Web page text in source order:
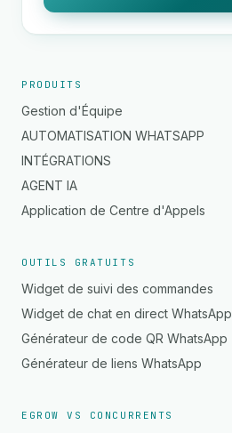
PRODUITS
Gestion d'Équipe
AUTOMATISATION WHATSAPP
INTÉGRATIONS
AGENT IA
Application de Centre d'Appels
OUTILS GRATUITS
Widget de suivi des commandes
Widget de chat en direct WhatsApp
Générateur de code QR WhatsApp
Générateur de liens WhatsApp
EGROW VS CONCURRENTS